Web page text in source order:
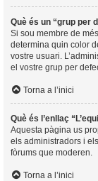
Què és un “grup per
Si sou membre de
determina quin color
vostre usuari.
el vostre grup per
Torna a l’inici
Què és l’enllaç
Aquesta pàgina us
els administradors i
fòrums que moderen.
Torna a l’inici